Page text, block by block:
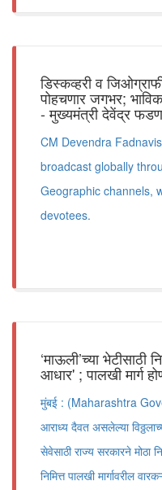
डिस्कव्हरी व जिओग्राफी
पोहचणार जगभर;
- मुख्यमंत्री देवेंद्र
CM Devendra
broadcast globally
Geographic channels,
devotees.
‘माऊली’च्या भेटीसाठी
आधार' ; पालखी मार्ग
मुंबई : (Maharashtra
आराध्य दैवत असलेल्या
सेवेसाठी राज्य सरकारने मोठा
निमित्त पालखी मार्गावरील